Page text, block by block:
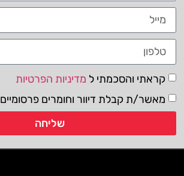
קראתי והסכמתי ל מדיניות הפרטיות
מאשר/ת קבלת דיוור וחומרים פרסומיים
שליחה